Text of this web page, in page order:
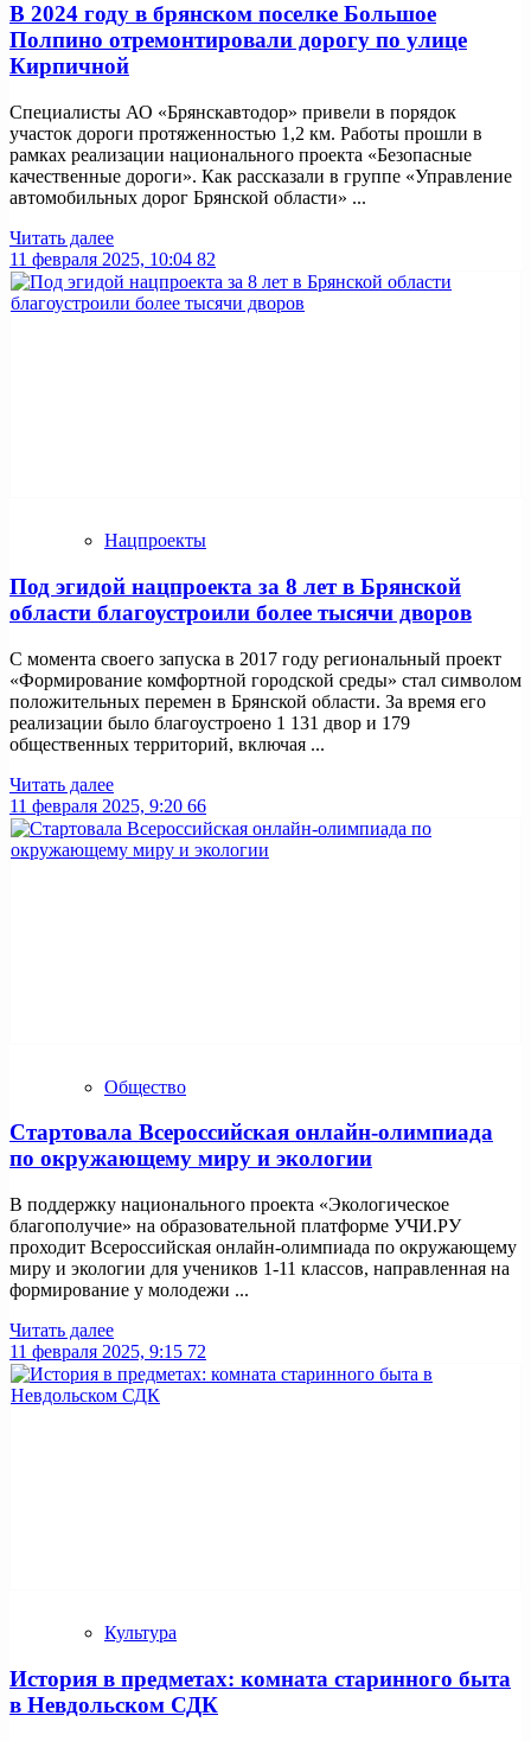
В 2024 году в брянском поселке Большое
Полпино отремонтировали дорогу по улице
Кирпичной
Специалисты АО «Брянскавтодор» привели в порядок
участок дороги протяженностью 1,2 км. Работы прошли в
рамках реализации национального проекта «Безопасные
качественные дороги». Как рассказали в группе «Управление
автомобильных дорог Брянской области» ...
Читать далее
11 февраля 2025, 10:04 82
Нацпроекты
Под эгидой нацпроекта за 8 лет в Брянской
области благоустроили более тысячи дворов
С момента своего запуска в 2017 году региональный проект
«Формирование комфортной городской среды» стал символом
положительных перемен в Брянской области. За время его
реализации было благоустроено 1 131 двор и 179
общественных территорий, включая ...
Читать далее
11 февраля 2025, 9:20 66
Общество
Стартовала Всероссийская онлайн-олимпиада
по окружающему миру и экологии
В поддержку национального проекта «Экологическое
благополучие» на образовательной платформе УЧИ.РУ
проходит Всероссийская онлайн-олимпиада по окружающему
миру и экологии для учеников 1-11 классов, направленная на
формирование у молодежи ...
Читать далее
11 февраля 2025, 9:15 72
Культура
История в предметах: комната старинного быта
в Невдольском СДК